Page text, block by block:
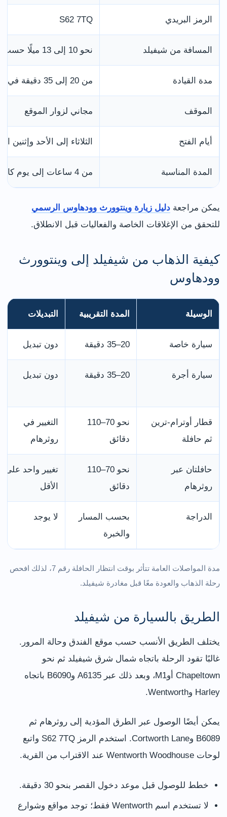
الرمز البريدي S62 7TQ
المسافة من شيفيلد نحو 10 إلى 13 ميلًا حسب نقطة الانطلاق
مدة القيادة من 20 إلى 35 دقيقة في الظروف المعتادة
الموقف مجاني لزوار الموقع
أيام الفتح الثلاثاء إلى الأحد وإثنين
المدة المناسبة من 4 ساعات إلى يوم كامل
يمكن مراجعة دليل زيارة وينتوورث وودهاوس الرسمي
للتحقق من الإغلاقات الخاصة والفعاليات قبل الانطلاق.
كيفية الذهاب من شيفيلد إلى وينتوورث
وودهاوس
الوسيلة المدة التقريبية التبديلات
سيارة خاصة 20–35 دقيقة دون تبديل
سيارة أجرة 20–35 دقيقة دون تبديل
قطار أوترام-ترين
ثم حافلة
نحو 70–110
دقائق
التغيير في
روثرهام
حافلتان عبر
روثرهام
نحو 70–110
دقائق
تغيير واحد على
الأقل
الدراجة
بحسب المسار
والخبرة
لا يوجد
مدة المواصلات العامة تتأثر بوقت انتظار الحافلة رقم 7، لذلك افحص
رحلة الذهاب والعودة معًا قبل مغادرة شيفيلد.
الطريق بالسيارة من شيفيلد
يختلف الطريق الأنسب حسب موقع الفندق وحالة المرور.
غالبًا تقود الرحلة باتجاه شمال شرق شيفيلد ثم نحو
Chapeltown أوM1، وبعد ذلك عبر A6135 وB6090 باتجاه
Harley وWentworth.
يمكن أيضًا الوصول عبر الطرق المؤدية إلى روثرهام ثم
B6089 وCortworth Lane. استخدم الرمز S62 7TQ واتبع
لوحات Wentworth Woodhouse عند الاقتراب من القرية.
خطط للوصول قبل موعد دخول القصر بنحو 30 دقيقة.
لا تستخدم اسم Wentworth فقط؛ توجد مواقع وشوارع